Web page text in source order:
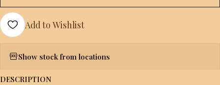
Add to Wishlist
Show stock from locations
DESCRIPTION